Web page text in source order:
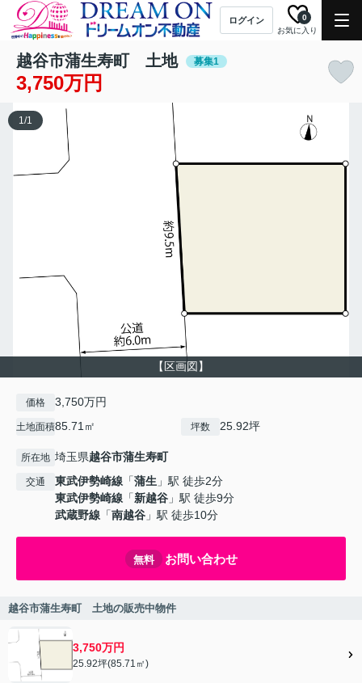
ログイン
お気に入り
0
越谷市蒲生寿町 土地 募集1
3,750万円
【区画図】
1/1
価格 3,750万円
土地面積85.71㎡ 坪数 25.92坪
所在地 埼玉県越谷市蒲生寿町
交通 東武伊勢崎線 「蒲生 」駅 徒歩2分
東武伊勢崎線 「新越谷 」駅 徒歩9分
武蔵野線 「南越谷 」駅 徒歩10分
無料 お問い合わせ
越谷市蒲生寿町 土地の販売中物件
3,750万円
25.92坪(85.71㎡)